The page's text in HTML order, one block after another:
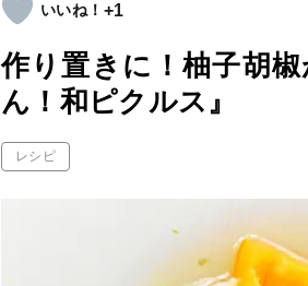
+1
作り置きに！柚子胡
ん！和ピクルス』
レシピ